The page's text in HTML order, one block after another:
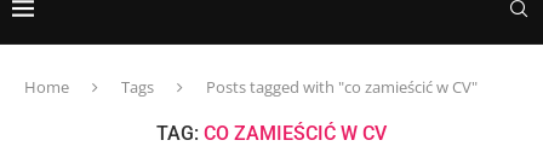
Home Tags Posts tagged with "co zamieścić w CV"
TAG: CO ZAMIEŚCIĆ W CV